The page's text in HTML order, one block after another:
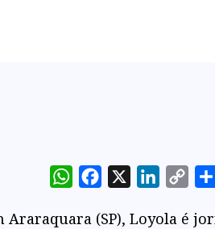
WhatsAppFacebook LinkedIn
Copy
Araraquara (SP), Loyola é